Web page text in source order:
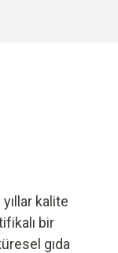
kalite
bir
gıda